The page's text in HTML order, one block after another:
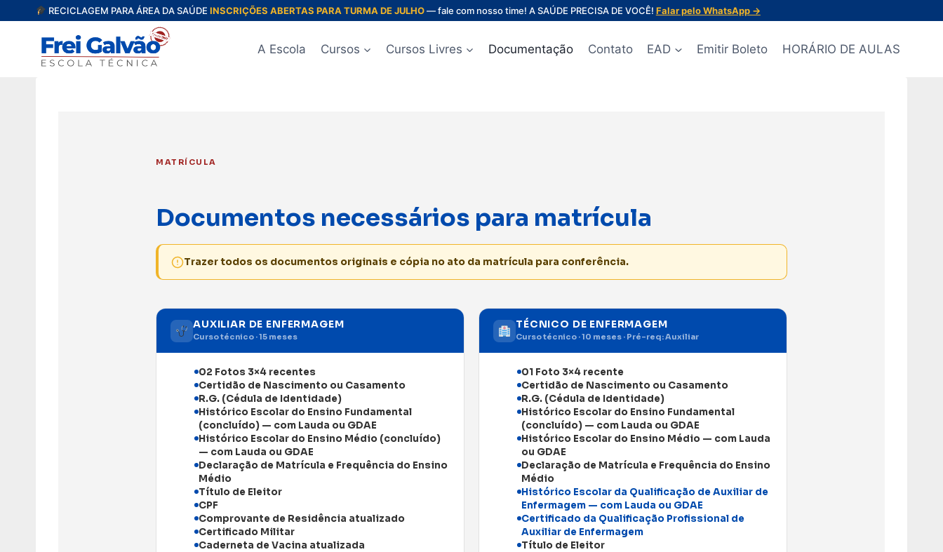
Conteúdo
RECICLAGEM PARA ÁREA DA SAÚDE INSCRIÇÕES ABERTAS PARA TURMA DE JULHO— fale com nosso time! A SAÚDE PRECISA DE VOCÊ! Falar pelo WhatsApp →
A Escola Cursos Cursos Livres Documentação Contato EAD Emitir Boleto HORÁRIO DE AULAS
MATRÍCULA
Documentos necessários para matrícula
Trazer todos os documentos originais e cópia no ato da matrícula para conferência.
AUXILIAR DE ENFERMAGEM
Curso técnico · 15 meses
02 Fotos 3×4 recentes
Certidão de Nascimento ou Casamento
R.G. (Cédula de Identidade)
Histórico Escolar do Ensino Fundamental
(concluído) — com Lauda ou GDAE
Histórico Escolar do Ensino Médio (concluído)
— com Lauda ou GDAE
Declaração de Matrícula e Frequência do Ensino
Médio
Título de Eleitor
CPF
Comprovante de Residência atualizado
Certificado Militar
Caderneta de Vacina atualizada
TÉCNICO DE ENFERMAGEM
Curso técnico · 10 meses · Pré-req: Auxiliar
01 Foto 3×4 recente
Certidão de Nascimento ou Casamento
R.G. (Cédula de Identidade)
Histórico Escolar do Ensino Fundamental
(concluído) — com Lauda ou GDAE
Histórico Escolar do Ensino Médio — com Lauda
ou GDAE
Declaração de Matrícula e Frequência do Ensino
Médio
Histórico Escolar da Qualificação de Auxiliar de
Enfermagem — com Lauda ou GDAE
Certificado da Qualificação Profissional de
Auxiliar de Enfermagem
Título de Eleitor